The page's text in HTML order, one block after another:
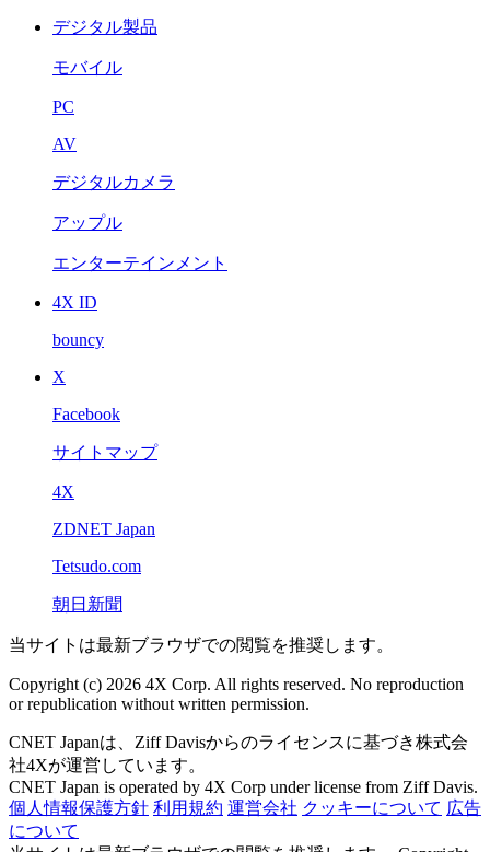
デジタル製品
モバイル
PC
AV
デジタルカメラ
アップル
エンターテインメント
4X ID
bouncy
X
Facebook
サイトマップ
4X
ZDNET Japan
Tetsudo.com
朝日新聞
当サイトは最新ブラウザでの閲覧を推奨します。
Copyright (c) 2026 4X Corp. All rights reserved. No reproduction
or republication without written permission.
CNET Japanは、Ziff Davisからのライセンスに基づき株式会
社4Xが運営しています。
CNET Japan is operated by 4X Corp under license from Ziff Davis.
個人情報保護方針 利用規約 運営会社 クッキーについて 広告
について